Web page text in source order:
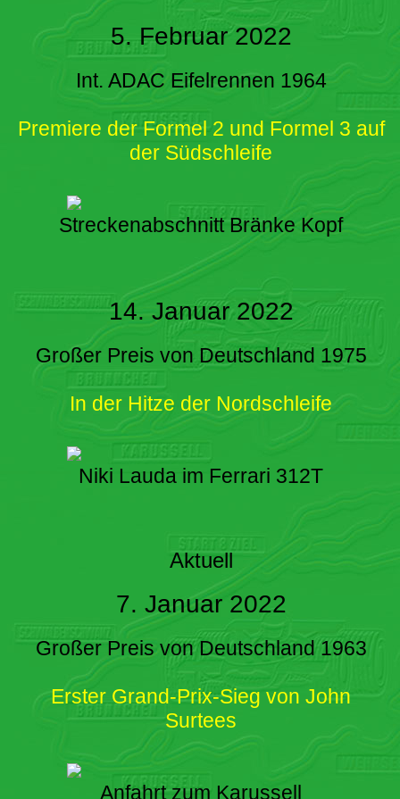
5. Februar 2022
Int. ADAC Eifelrennen 1964
Premiere der Formel 2 und Formel 3 auf
der Südschleife
Streckenabschnitt Bränke Kopf
14. Januar 2022
Großer Preis von Deutschland 1975
In der Hitze der Nordschleife
Niki Lauda im Ferrari 312T
Aktuell
7. Januar 2022
Großer Preis von Deutschland 1963
Erster Grand-Prix-Sieg von John
Surtees
Anfahrt zum Karussell